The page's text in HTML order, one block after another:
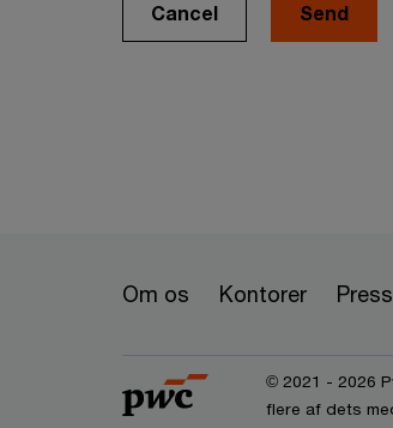
Cancel
Om os Kontorer
© 2021 - 2026
flere af dets